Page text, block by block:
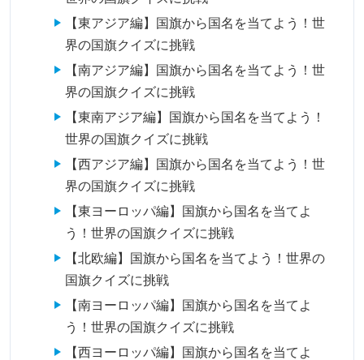
【東アジア編】国旗から国名を当てよう！世
界の国旗クイズに挑戦
【南アジア編】国旗から国名を当てよう！世
界の国旗クイズに挑戦
【東南アジア編】国旗から国名を当てよう！
世界の国旗クイズに挑戦
【西アジア編】国旗から国名を当てよう！世
界の国旗クイズに挑戦
【東ヨーロッパ編】国旗から国名を当てよ
う！世界の国旗クイズに挑戦
【北欧編】国旗から国名を当てよう！世界の
国旗クイズに挑戦
【南ヨーロッパ編】国旗から国名を当てよ
う！世界の国旗クイズに挑戦
【西ヨーロッパ編】国旗から国名を当てよ